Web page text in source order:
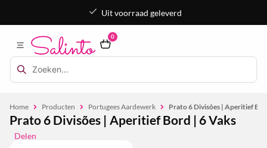
Uit voorraad geleverd
0
Home Producten Portugees Aardewerk Prato 6 Divisões | Aperitief
Prato 6 Divisões | Aperitief Bord | 6 Vaks
Delen